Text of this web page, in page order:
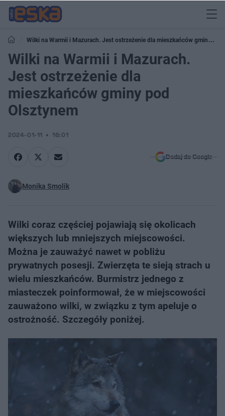
Wilki na Warmii i Mazurach. Jest ostrzeżenie dla mieszkańców gminy pod
Olsztynem
Wilki na Warmii i Mazurach.
Jest ostrzeżenie dla
mieszkańców gminy pod
Olsztynem
2024-01-11 16:01
Dodaj do Google
Monika Smolik
Wilki coraz częściej pojawiają się okolicach
większych lub mniejszych miejscowości.
Można je zauważyć nawet w pobliżu
prywatnych posesji. Zwierzęta te sieją strach u
wielu mieszkańców. Burmistrz jednego z
miasteczek poinformował, że w miejscowości
zauważono wilki, w związku z tym apeluje o
ostrożność. Szczegóły poniżej.